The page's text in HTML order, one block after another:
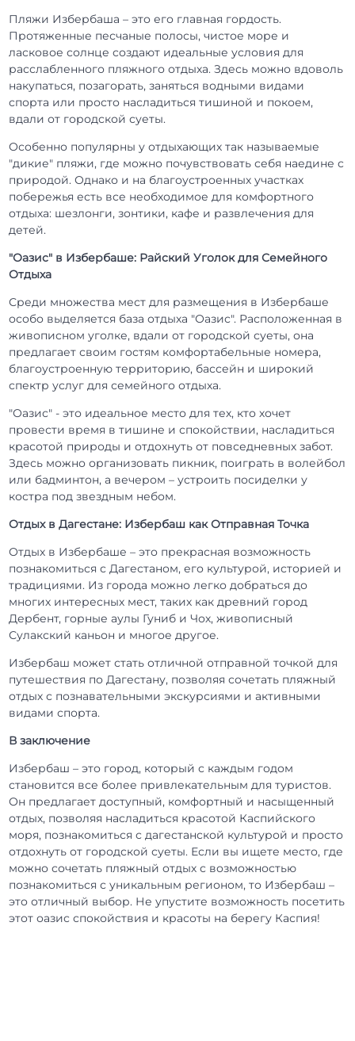
Пляжи Избербаша – это его главная гордость.
Протяженные песчаные полосы, чистое море и
ласковое солнце создают идеальные условия для
расслабленного пляжного отдыха. Здесь можно вдоволь
накупаться, позагорать, заняться водными видами
спорта или просто насладиться тишиной и покоем,
вдали от городской суеты.
Особенно популярны у отдыхающих так называемые
"дикие" пляжи, где можно почувствовать себя наедине с
природой. Однако и на благоустроенных участках
побережья есть все необходимое для комфортного
отдыха: шезлонги, зонтики, кафе и развлечения для
детей.
"Оазис" в Избербаше: Райский Уголок для Семейного
Отдыха
Среди множества мест для размещения в Избербаше
особо выделяется база отдыха "Оазис". Расположенная в
живописном уголке, вдали от городской суеты, она
предлагает своим гостям комфортабельные номера,
благоустроенную территорию, бассейн и широкий
спектр услуг для семейного отдыха.
"Оазис" - это идеальное место для тех, кто хочет
провести время в тишине и спокойствии, насладиться
красотой природы и отдохнуть от повседневных забот.
Здесь можно организовать пикник, поиграть в волейбол
или бадминтон, а вечером – устроить посиделки у
костра под звездным небом.
Отдых в Дагестане: Избербаш как Отправная Точка
Отдых в Избербаше – это прекрасная возможность
познакомиться с Дагестаном, его культурой, историей и
традициями. Из города можно легко добраться до
многих интересных мест, таких как древний город
Дербент, горные аулы Гуниб и Чох, живописный
Сулакский каньон и многое другое.
Избербаш может стать отличной отправной точкой для
путешествия по Дагестану, позволяя сочетать пляжный
отдых с познавательными экскурсиями и активными
видами спорта.
В заключение
Избербаш – это город, который с каждым годом
становится все более привлекательным для туристов.
Он предлагает доступный, комфортный и насыщенный
отдых, позволяя насладиться красотой Каспийского
моря, познакомиться с дагестанской культурой и просто
отдохнуть от городской суеты. Если вы ищете место, где
можно сочетать пляжный отдых с возможностью
познакомиться с уникальным регионом, то Избербаш –
это отличный выбор. Не упустите возможность посетить
этот оазис спокойствия и красоты на берегу Каспия!